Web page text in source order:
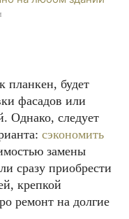
планкен, будет
фасадов или
Однако, следует
сэкономить
замены
сразу приобрести
крепкой
ремонт на долгие